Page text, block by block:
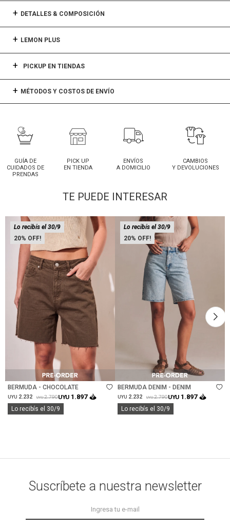
DETALLES & COMPOSICIÓN
LEMON PLUS
PICKUP EN TIENDAS
MÉTODOS Y COSTOS DE ENVÍO
GUÍA DE
CUIDADOS DE
PRENDAS
PICK UP
EN TIENDA
ENVÍOS
A DOMICILIO
CAMBIOS
Y DEVOLUCIONES
TE PUEDE INTERESAR
20
Lo recibís el 30/9
Talle
BERMUDA - CHOCOLATE
UYU 2.232 UYU 2.790UYU 1.897
Lo recibís el 30/9
20
Lo recibís el 30/9
BERMUDA DENIM - DENIM
UYU 2.232 UYU 2.790UYU 1.897
Lo recibís el 30/9
Suscríbete a nuestra newsletter